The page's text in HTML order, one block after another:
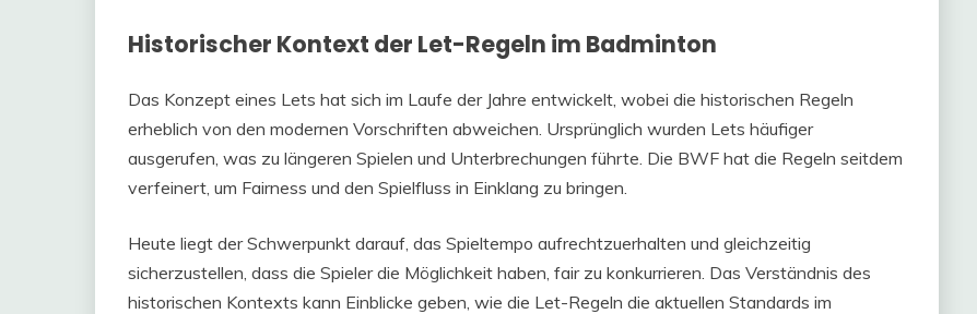
Historischer Kontext der Let-Regeln im Badminton
Das Konzept eines Lets hat sich im Laufe der Jahre entwickelt, wobei die historischen Regeln
erheblich von den modernen Vorschriften abweichen. Ursprünglich wurden Lets häufiger
ausgerufen, was zu längeren Spielen und Unterbrechungen führte. Die BWF hat die Regeln seitdem
verfeinert, um Fairness und den Spielfluss in Einklang zu bringen.
Heute liegt der Schwerpunkt darauf, das Spieltempo aufrechtzuerhalten und gleichzeitig
sicherzustellen, dass die Spieler die Möglichkeit haben, fair zu konkurrieren. Das Verständnis des
historischen Kontexts kann Einblicke geben, wie die Let-Regeln die aktuellen Standards im